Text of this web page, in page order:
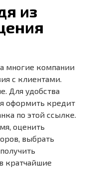
из
многие компании
с клиентами.
Для удобства
оформить кредит
по этой ссылке.
оценить
выбрать
кратчайшие